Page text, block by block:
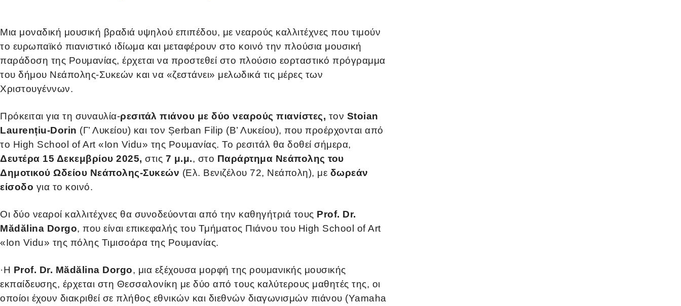
Mια μοναδική μουσική βραδιά υψηλού επιπέδου, με νεαρούς καλλιτέχνες που τιμούν
το ευρωπαϊκό πιανιστικό ιδίωμα και μεταφέρουν στο κοινό την πλούσια μουσική
παράδοση της Ρουμανίας, έρχεται να προστεθεί στο πλούσιο εορταστικό πρόγραμμα
του δήμου Νεάπολης-Συκεών και να «ζεστάνει» μελωδικά τις μέρες των
Χριστουγέννων.
Πρόκειται για τη συναυλία-ρεσιτάλ πιάνου με δύο νεαρούς πιανίστες, τον Stoian
Laurențiu-Dorin (Γ’ Λυκείου) και τον Șerban Filip (Β’ Λυκείου), που προέρχονται από
το High School of Art «Ion Vidu» της Ρουμανίας. Το ρεσιτάλ θα δοθεί σήμερα,
Δευτέρα 15 Δεκεμβρίου 2025, στις 7 μ.μ., στο Παράρτημα Νεάπολης του
Δημοτικού Ωδείου Νεάπολης-Συκεών (Ελ. Βενιζέλου 72, Νεάπολη), με δωρεάν
είσοδο για το κοινό.
Οι δύο νεαροί καλλιτέχνες θα συνοδεύονται από την καθηγήτριά τους Prof. Dr.
Mădălina Dorgo, που είναι επικεφαλής του Τμήματος Πιάνου του High School of Art
«Ion Vidu» της πόλης Τιμισοάρα της Ρουμανίας.
·Η Prof. Dr. Mădălina Dorgo, μια εξέχουσα μορφή της ρουμανικής μουσικής
εκπαίδευσης, έρχεται στη Θεσσαλονίκη με δύο από τους καλύτερους μαθητές της, οι
οποίοι έχουν διακριθεί σε πλήθος εθνικών και διεθνών διαγωνισμών πιάνου (Yamaha